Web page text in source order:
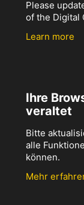
Please
of the Digital
Learn more
Ihre
veraltet
Bitte
alle
können.
Mehr